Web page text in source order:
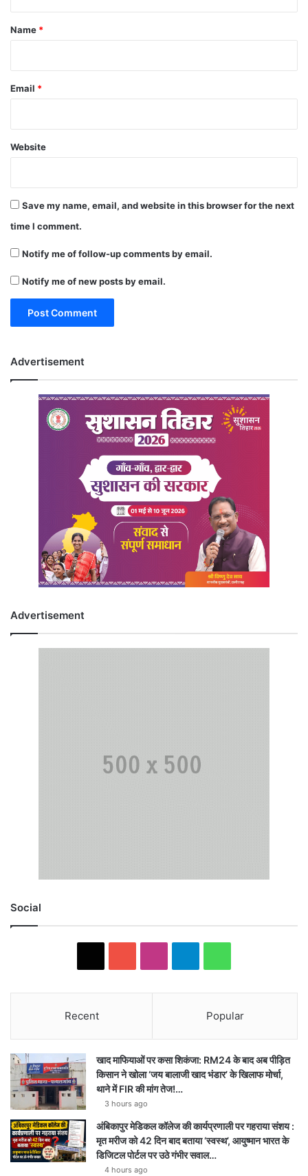
*
Name *
Email *
Website
Save my name, email, and website in this browser for the next
time I comment.
Notify me of follow-up comments by email.
Notify me of new posts by email.
Advertisement
Advertisement
Social
T
u
b
e
t
a
g
r
a
e
g
a
m
a
t
s
p
p
Recent Popular
खाद माफियाओं पर कसा शिकंजा: RM24 के बाद अब पीड़ित
किसान ने खोला ‘जय बालाजी खाद भंडार’ के खिलाफ मोर्चा,
थाने में FIR की मांग तेज!…
3 hours ago
अंबिकापुर मेडिकल कॉलेज की कार्यप्रणाली पर गहराया संशय :
मृत मरीज को 42 दिन बाद बताया ‘स्वस्थ’, आयुष्मान भारत के
डिजिटल पोर्टल पर उठे गंभीर सवाल…
4 hours ago